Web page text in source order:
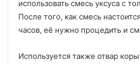
использовать смесь уксуса с
После того, как смесь
часов, её нужно процедить и
Используется также отвар